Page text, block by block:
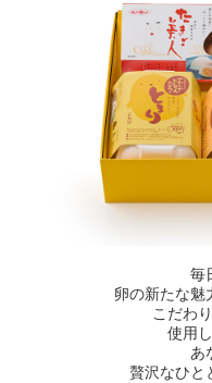
毎
卵の新たな魅
こだわ
使用
あ
贅沢なひと